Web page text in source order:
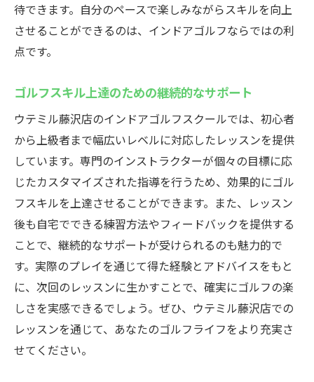
待できます。自分のペースで楽しみながらスキルを向上
させることができるのは、インドアゴルフならではの利
点です。
ゴルフスキル上達のための継続的なサポート
ウテミル藤沢店のインドアゴルフスクールでは、初心者
から上級者まで幅広いレベルに対応したレッスンを提供
しています。専門のインストラクターが個々の目標に応
じたカスタマイズされた指導を行うため、効果的にゴル
フスキルを上達させることができます。また、レッスン
後も自宅でできる練習方法やフィードバックを提供する
ことで、継続的なサポートが受けられるのも魅力的で
す。実際のプレイを通じて得た経験とアドバイスをもと
に、次回のレッスンに生かすことで、確実にゴルフの楽
しさを実感できるでしょう。ぜひ、ウテミル藤沢店での
レッスンを通じて、あなたのゴルフライフをより充実さ
せてください。